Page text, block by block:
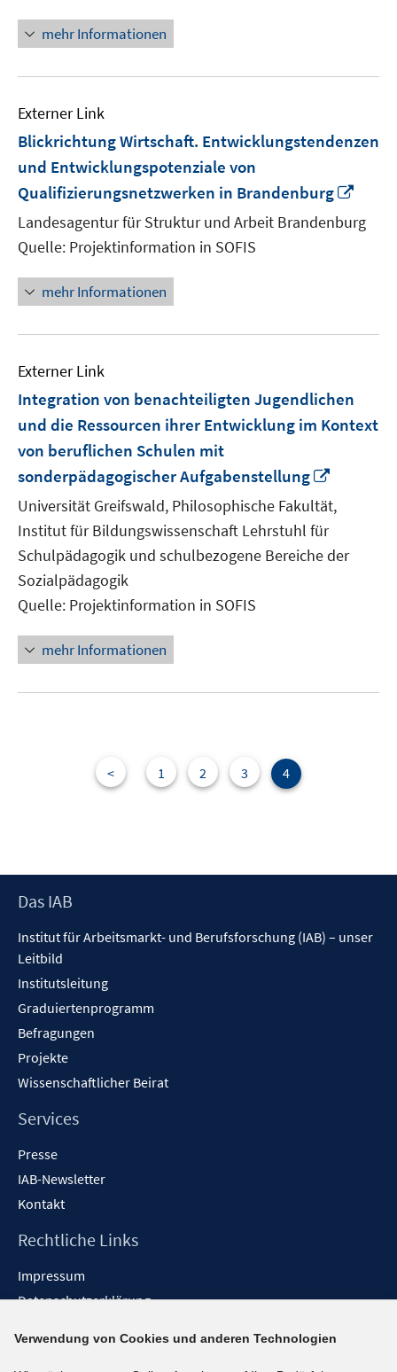
mehr Informationen
Externer Link
Blickrichtung Wirtschaft. Entwicklungstendenzen
und Entwicklungspotenziale von
Qualifizierungsnetzwerken in Brandenburg
Landesagentur für Struktur und Arbeit Brandenburg
Quelle: Projektinformation in SOFIS
mehr Informationen
Externer Link
Integration von benachteiligten Jugendlichen
und die Ressourcen ihrer Entwicklung im Kontext
von beruflichen Schulen mit
sonderpädagogischer Aufgabenstellung
Fenster
Universität Greifswald, Philosophische Fakultät,
Institut für Bildungswissenschaft Lehrstuhl für
Schulpädagogik und schulbezogene Bereiche der
Sozialpädagogik
Quelle: Projektinformation in SOFIS
mehr Informationen
< 1 2 3 4
Footer
Das IAB
Institut für Arbeitsmarkt- und Berufsforschung (IAB) – unser
Leitbild
Institutsleitung
Graduiertenprogramm
Befragungen
Projekte
Wissenschaftlicher Beirat
Services
Presse
IAB-Newsletter
Kontakt
Rechtliche Links
Impressum
Datenschutzerklärung
Barrieren melden
Verwendung von Cookies und anderen Technologien